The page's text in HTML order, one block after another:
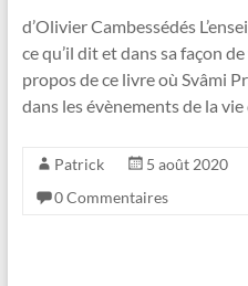
d’Olivier Cambessédés
ce qu’il dit et dans sa façon
propos de ce livre où Svâmi
dans les évènements de la
Patrick 5 août 2020
0 Commentaires